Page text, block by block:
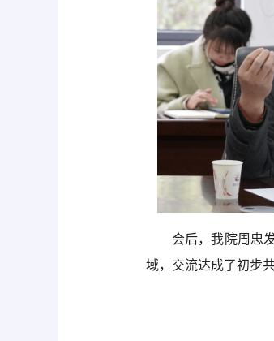
会后，我院周忠
域，交流达成了初步